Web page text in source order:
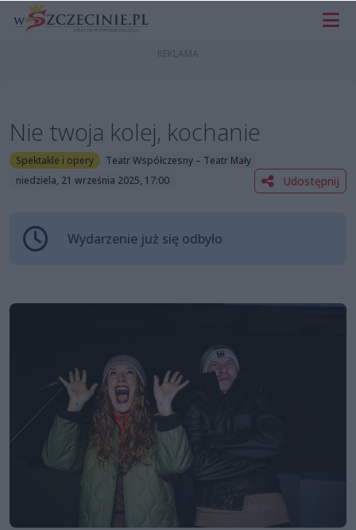
Nie twoja kolej, kochanie
Spektakle i opery
Teatr Współczesny – Teatr Mały
niedziela, 21 września 2025, 17:00
Udostępnij
Wydarzenie już się odbyło